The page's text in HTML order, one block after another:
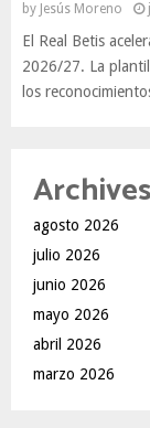
by Jesús Moreno
El Real Betis
2026/27. La
los
Archives
agosto 2026
julio 2026
junio 2026
mayo 2026
abril 2026
marzo 2026